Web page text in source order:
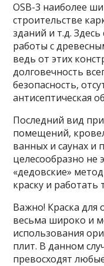
OSB-3 наиболее
строительстве
зданий и т.д.
работы с
ведь от этих
долговечность
безопасность,
антисептическая
Последний вид
помещений,
ванных и саунах и
целесообразно не
«дедовские»
краску и работать
Важно! Краска для
весьма широко и
использования
плит. В данном
превосходят